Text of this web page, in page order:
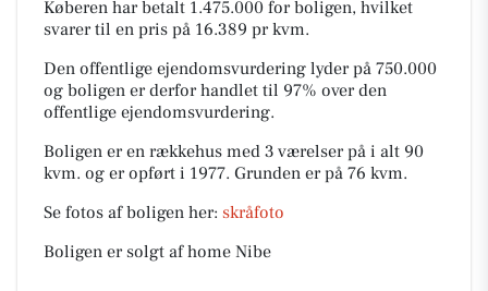
Køberen har betalt 1.475.000 for boligen, hvilket
svarer til en pris på 16.389 pr kvm.
Den offentlige ejendomsvurdering lyder på 750.000
og boligen er derfor handlet til 97% over den
offentlige ejendomsvurdering.
Boligen er en rækkehus med 3 værelser på i alt 90
kvm. og er opført i 1977. Grunden er på 76 kvm.
Se fotos af boligen her: skråfoto
Boligen er solgt af home Nibe